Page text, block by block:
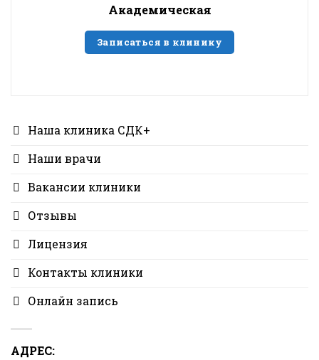
Академическая
Записаться в клинику
Наша клиника СДК+
Наши врачи
Вакансии клиники
Отзывы
Лицензия
Контакты клиники
Онлайн запись
АДРЕС: